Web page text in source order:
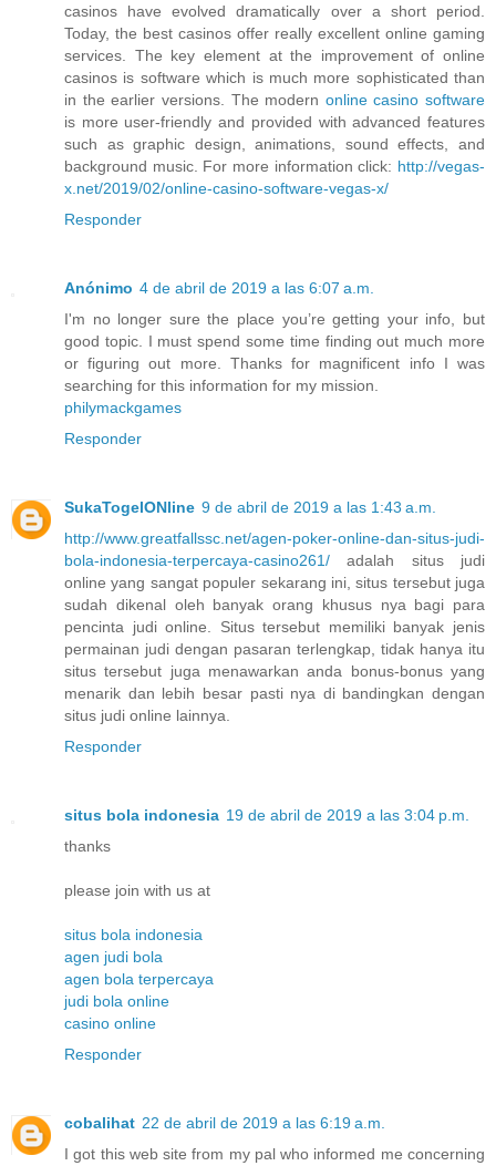
casinos have evolved dramatically over a short period.
Today, the best casinos offer really excellent online gaming
services. The key element at the improvement of online
casinos is software which is much more sophisticated than
in the earlier versions. The modern online casino software
is more user-friendly and provided with advanced features
such as graphic design, animations, sound effects, and
background music. For more information click: http://vegas-
x.net/2019/02/online-casino-software-vegas-x/
Responder
Anónimo 4 de abril de 2019 a las 6:07 a.m.
I'm no longer sure the place you’re getting your info, but
good topic. I must spend some time finding out much more
or figuring out more. Thanks for magnificent info I was
searching for this information for my mission.
philymackgames
Responder
SukaTogelONline 9 de abril de 2019 a las 1:43 a.m.
http://www.greatfallssc.net/agen-poker-online-dan-situs-judi-
bola-indonesia-terpercaya-casino261/ adalah situs judi
online yang sangat populer sekarang ini, situs tersebut juga
sudah dikenal oleh banyak orang khusus nya bagi para
pencinta judi online. Situs tersebut memiliki banyak jenis
permainan judi dengan pasaran terlengkap, tidak hanya itu
situs tersebut juga menawarkan anda bonus-bonus yang
menarik dan lebih besar pasti nya di bandingkan dengan
situs judi online lainnya.
Responder
situs bola indonesia 19 de abril de 2019 a las 3:04 p.m.
thanks
please join with us at
situs bola indonesia
agen judi bola
agen bola terpercaya
judi bola online
casino online
Responder
cobalihat 22 de abril de 2019 a las 6:19 a.m.
I got this web site from my pal who informed me concerning